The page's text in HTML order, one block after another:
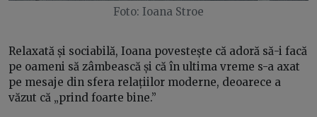
Foto: Ioana Stroe
Relaxată și sociabilă, Ioana povestește că adoră să-i facă
pe oameni să zâmbească și că în ultima vreme s-a axat
pe mesaje din sfera relațiilor moderne, deoarece a
văzut că „prind foarte bine.”